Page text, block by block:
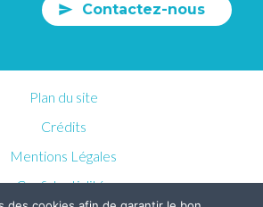
Contactez-nous
Plan du site
Crédits
Mentions Légales
Confidentialités